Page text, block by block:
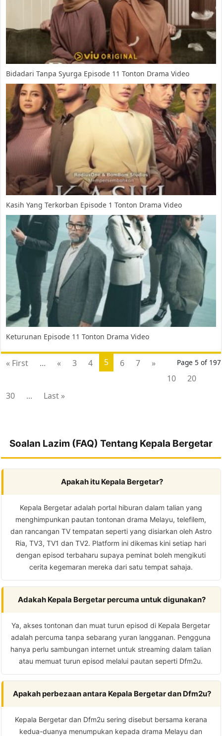
Bidadari Tanpa Syurga Episode 11 Tonton Drama Video
Kasih Yang Terkorban Episode 1 Tonton Drama Video
Keturunan Episode 11 Tonton Drama Video
Page 5 of 197
« First ... « 3 4 5 6 7
»
10
20
30
... Last »
Soalan Lazim (FAQ) Tentang Kepala Bergetar
Apakah itu Kepala Bergetar?
Kepala Bergetar adalah portal hiburan dalam talian yang
menghimpunkan pautan tontonan drama Melayu, telefilem,
dan rancangan TV tempatan seperti yang disiarkan oleh Astro
Ria, TV3, TV1 dan TV2. Platform ini dikemas kini setiap hari
dengan episod terbaharu supaya peminat boleh mengikuti
cerita kegemaran mereka dari satu tempat sahaja.
Adakah Kepala Bergetar percuma untuk digunakan?
Ya, akses tontonan dan muat turun episod di Kepala Bergetar
adalah percuma tanpa sebarang yuran langganan. Pengguna
hanya perlu sambungan internet untuk streaming dalam talian
atau memuat turun episod melalui pautan seperti Dfm2u.
Apakah perbezaan antara Kepala Bergetar dan Dfm2u?
Kepala Bergetar dan Dfm2u sering disebut bersama kerana
kedua-duanya menumpukan kepada drama Melayu dan